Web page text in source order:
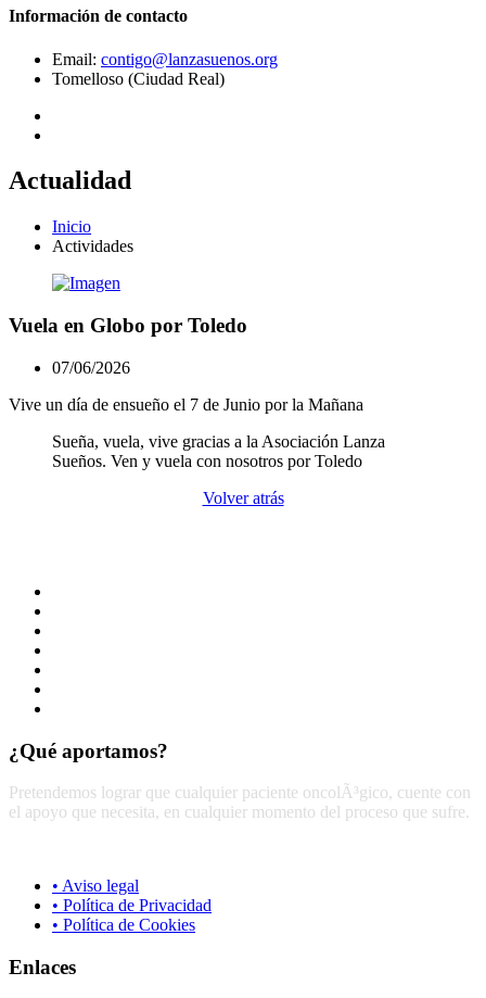
Información de contacto
Email: contigo@lanzasuenos.org
Tomelloso (Ciudad Real)
Actualidad
Inicio
Actividades
Vuela en Globo por Toledo
07/06/2026
Vive un día de ensueño el 7 de Junio por la Mañana
Sueña, vuela, vive gracias a la Asociación Lanza
Sueños. Ven y vuela con nosotros por Toledo
Volver atrás
¿Qué aportamos?
Pretendemos lograr que cualquier paciente oncolÃ³gico, cuente con
el apoyo que necesita, en cualquier momento del proceso que sufre.
• Aviso legal
• Política de Privacidad
• Política de Cookies
Enlaces